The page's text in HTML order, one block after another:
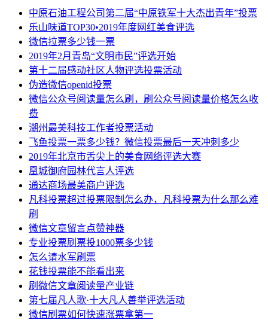
中原石油工程公司第二届“中原铁军十大杰出青年”投票
乐山味道TOP30•2019年度网红美食评选
微信拉票多少钱一票
2019年2月青岛“文明市民”评选开始
第十二届感动社区人物评选投票活动
伪造微信openid投票
微信公众号阅读量怎么刷，刷公众号阅读量价格怎么收
费
潮州最美科技工作者投票活动
飞鱼投票一票多少钱？微信投票最后一天冲刺多少
2019年北京市舌尖上的美食网络评选大赛
凰城御府园林代言人评选
通达商场最美商户评选
凡科投票超过投票限制怎么办，凡科投票为什么那么难
刷
微信文章留言点赞神器
专业投票刷票投1000票多少钱
怎么请水军刷票
花钱投票能不能看出来
刷微信文章阅读量产业链
第七届凡人歌·十大凡人善举评选活动
微信刷票如何快速涨票拿第一